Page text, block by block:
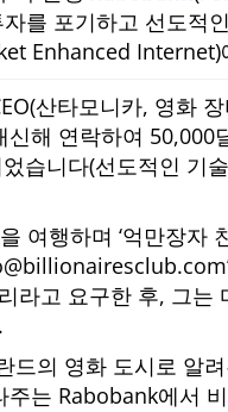
를 포기하고 선도적
Enhanced Internet)
산타모니카, 영화
신해 연락하여 50,000
습니다(선도적인 기
여행하며 억만장자
라고 요구한 후, 그는
드의 영화 도시로 알
주는 Rabobank에서